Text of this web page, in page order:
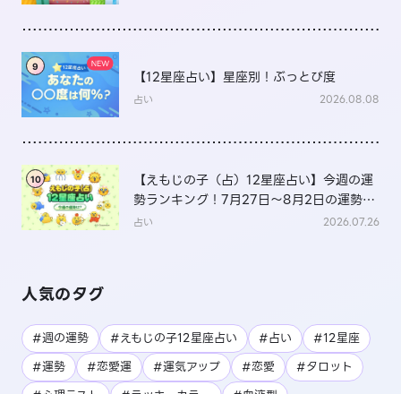
9
【12星座占い】星座別！ぶっとび度
占い 2026.08.08
10
【えもじの子（占）12星座占い】今週の運
勢ランキング！7月27日～8月2日の運勢
は？
占い 2026.07.26
人気のタグ
#週の運勢 #えもじの子12星座占い #占い
#12星座
#運勢
#恋愛運 #運気アップ #恋愛
#タロット